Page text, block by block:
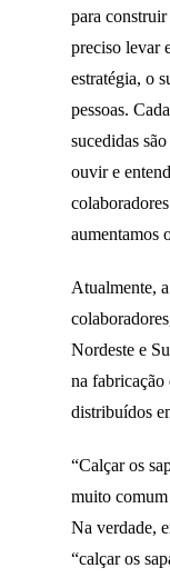
para
preciso levar
estratégia, o
pessoas.
sucedidas
ouvir e
aumentamos
Atualmente, a
Nordeste e
na fabricação
distribuídos
“Calçar os
muito comum
Na verdade,
“calçar os